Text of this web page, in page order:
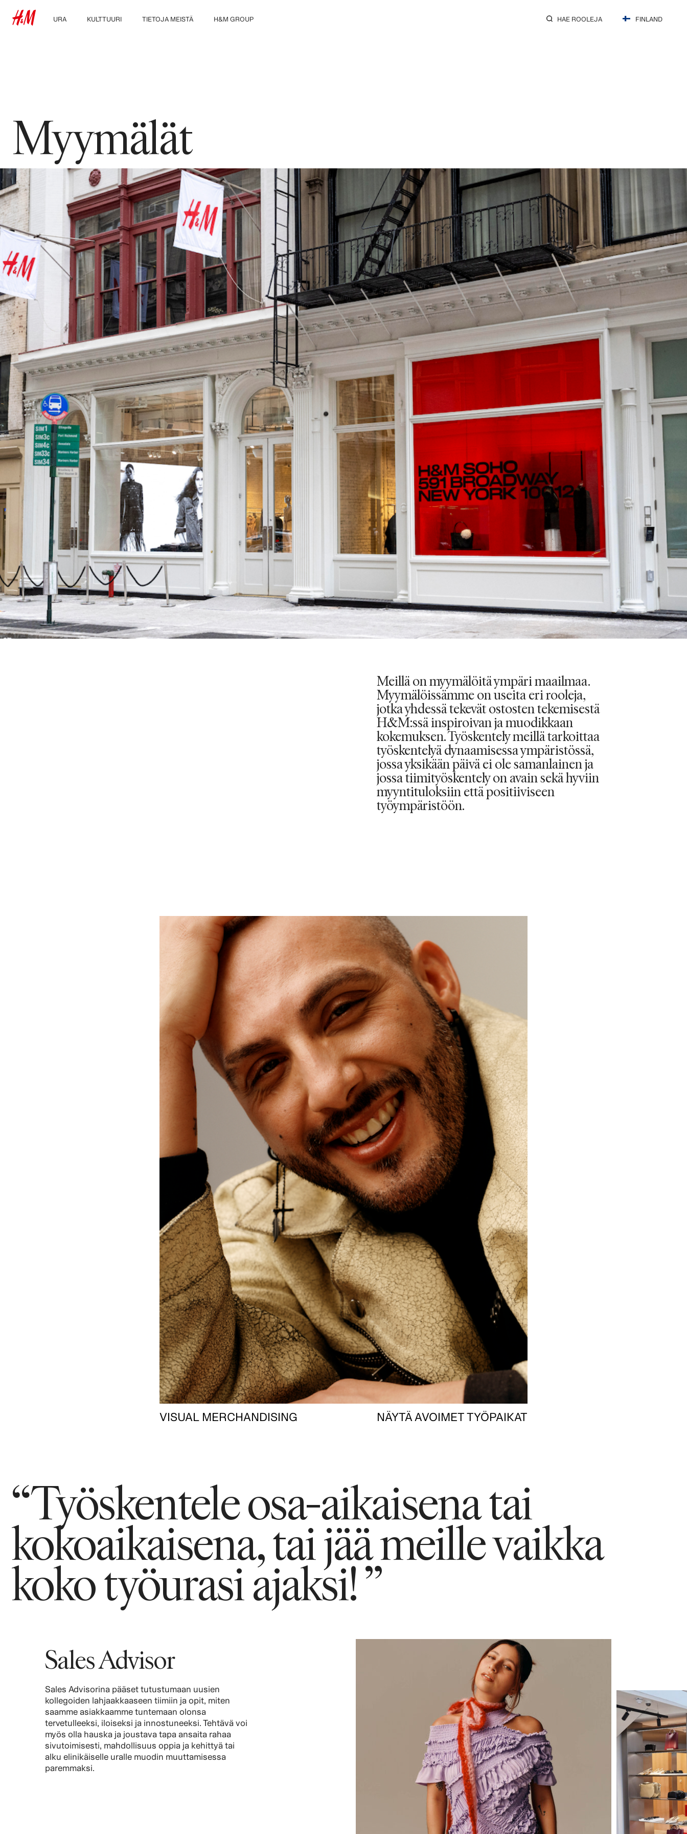
URA
KULTTUURI
TIETOJA MEISTÄ
H&M GROUP
HAE ROOLEJA FINLAND
Myymälät
Meillä on myymälöitä ympäri maailmaa.
Myymälöissämme on useita eri rooleja,
jotka yhdessä tekevät ostosten tekemisestä
H&M:ssä inspiroivan ja muodikkaan
kokemuksen. Työskentely meillä tarkoittaa
työskentelyä dynaamisessa ympäristössä,
jossa yksikään päivä ei ole samanlainen ja
jossa tiimityöskentely on avain sekä hyviin
myyntituloksiin että positiiviseen
työympäristöön.
VISUAL MERCHANDISING NÄYTÄ AVOIMET TYÖPAIKAT
“Työskentele osa-aikaisena tai
kokoaikaisena, tai jää meille vaikka
koko työurasi ajaksi! ”
Sales Advisor
Sales Advisorina pääset tutustumaan uusien
kollegoiden lahjaakkaaseen tiimiin ja opit, miten
saamme asiakkaamme tuntemaan olonsa
tervetulleeksi, iloiseksi ja innostuneeksi. Tehtävä voi
myös olla hauska ja joustava tapa ansaita rahaa
sivutoimisesti, mahdollisuus oppia ja kehittyä tai
alku elinikäiselle uralle muodin muuttamisessa
paremmaksi.